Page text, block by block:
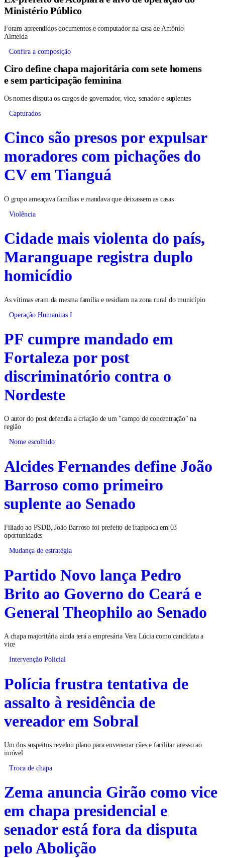
Ministério Público
Foram apreendidos documentos e computador na casa de Antônio
Almeida
Confira a composição
Ciro define chapa majoritária com sete homens
e sem participação feminina
Os nomes disputa os cargos de governador, vice, senador e suplentes
Capturados
Cinco são presos por expulsar
moradores com pichações do
CV em Tianguá
O grupo ameaçava famílias e mandava que deixassem as casas
Violência
Cidade mais violenta do país,
Maranguape registra duplo
homicídio
As vítimas eram da mesma família e residiam na zona rural do município
Operação Humanitas I
PF cumpre mandado em
Fortaleza por post
discriminatório contra o
Nordeste
O autor do post defendia a criação de um "campo de concentração" na
região
Nome escolhido
Alcides Fernandes define João
Barroso como primeiro
suplente ao Senado
Filiado ao PSDB, João Barroso foi prefeito de Itapipoca em 03
oportunidades
Mudança de estratégia
Partido Novo lança Pedro
Brito ao Governo do Ceará e
General Theophilo ao Senado
A chapa majoritária ainda terá a empresária Vera Lúcia como candidata a
vice
Intervenção Policial
Polícia frustra tentativa de
assalto à residência de
vereador em Sobral
Um dos suspeitos revelou plano para envenenar cães e facilitar acesso ao
imóvel
Troca de chapa
Zema anuncia Girão como vice
em chapa presidencial e
senador está fora da disputa
pelo Abolição